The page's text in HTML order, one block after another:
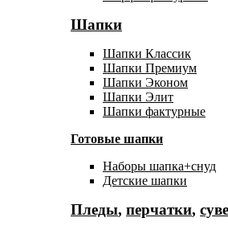
Шапки
Шапки Классик
Шапки Премиум
Шапки Эконом
Шапки Элит
Шапки фактурные
Готовые шапки
Наборы шапка+снуд
Детские шапки
Пледы, перчатки,